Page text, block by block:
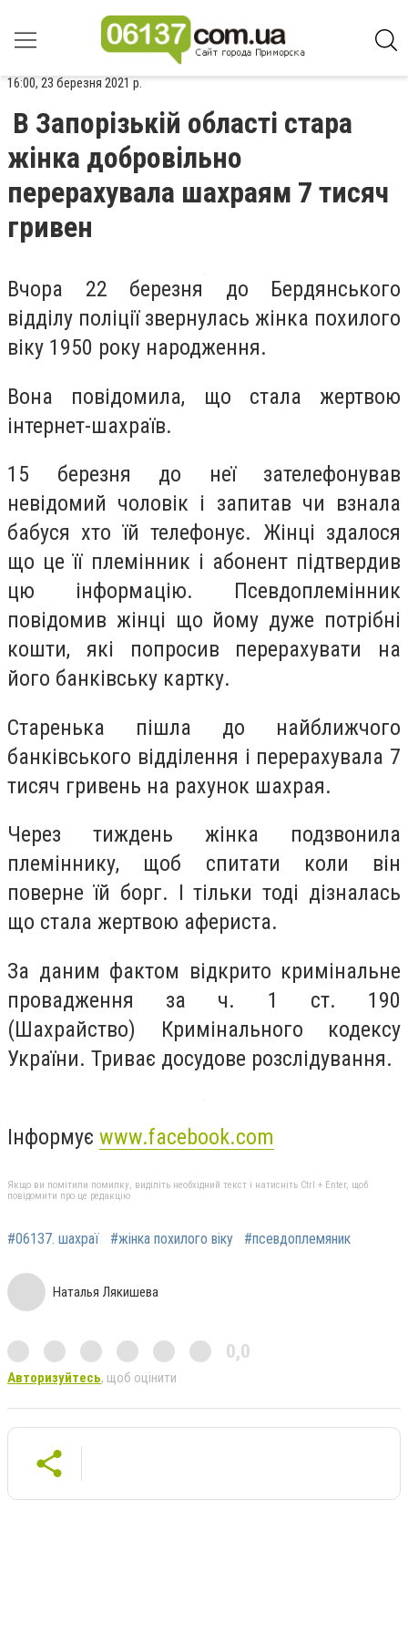
16:00, 23 березня 2021 р.
В Запорізькій області стара
жінка добровільно
перерахувала шахраям 7 тисяч
гривен
Вчора 22 березня до Бердянського
відділу поліції звернулась жінка похилого
віку 1950 року народження.
Вона повідомила, що стала жертвою
інтернет-шахраїв.
15 березня до неї зателефонував
невідомий чоловік і запитав чи взнала
бабуся хто їй телефонує. Жінці здалося
що це її племінник і абонент підтвердив
цю інформацію. Псевдоплемінник
повідомив жінці що йому дуже потрібні
кошти, які попросив перерахувати на
його банківську картку.
Старенька пішла до найближчого
банківського відділення і перерахувала 7
тисяч гривень на рахунок шахрая.
Через тиждень жінка подзвонила
племіннику, щоб спитати коли він
поверне їй борг. І тільки тоді дізналась
що стала жертвою афериста.
За даним фактом відкрито кримінальне
провадження за ч. 1 ст. 190
(Шахрайство) Кримінального кодексу
України. Триває досудове розслідування.
Інформує www.facebook.com
Якщо ви помітили помилку, виділіть необхідний текст і натисніть Ctrl + Enter, щоб
повідомити про це редакцію
#06137. шахраї #жінка похилого віку #псевдоплемяник
Наталья Лякишева
0,0
Авторизуйтесь, щоб оцінити